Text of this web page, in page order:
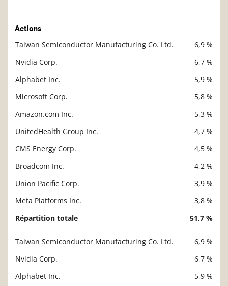
Actions
Taiwan Semiconductor Manufacturing Co. Ltd.
6,9 %
Nvidia Corp.
6,7 %
Alphabet Inc.
5,9 %
Microsoft Corp.
5,8 %
Amazon.com Inc.
5,3 %
UnitedHealth Group Inc.
4,7 %
CMS Energy Corp.
4,5 %
Broadcom Inc.
4,2 %
Union Pacific Corp.
3,9 %
Meta Platforms Inc.
3,8 %
Répartition totale
51,7 %
Taiwan Semiconductor Manufacturing Co. Ltd.
6,9 %
Nvidia Corp.
6,7 %
Alphabet Inc.
5,9 %